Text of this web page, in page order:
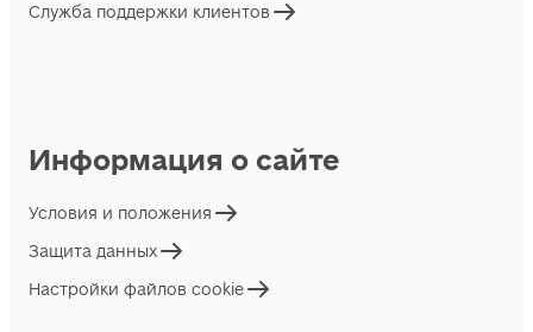
Служба поддержки клиентов
Информация о сайте
Условия и положения
Защита данных
Настройки файлов cookie